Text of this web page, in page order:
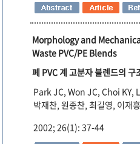
Morphology and
Waste PVC/PE Blends
폐 PVC 계 고분자 블렌드의
Park JC, Won JC, Choi KY,
박재찬, 원종찬, 최길영, 이재
2002; 26(1): 37-44